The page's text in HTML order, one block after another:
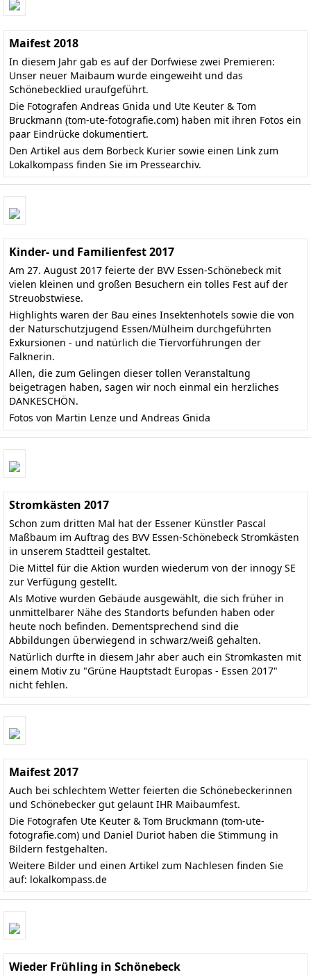
Maifest 2018
In diesem Jahr gab es auf der Dorfwiese zwei Premieren:
Unser neuer Maibaum wurde eingeweiht und das
Schönebecklied uraufgeführt.
Die Fotografen Andreas Gnida und Ute Keuter & Tom
Bruckmann (tom-ute-fotografie.com) haben mit ihren Fotos ein
paar Eindrücke dokumentiert.
Den Artikel aus dem Borbeck Kurier sowie einen Link zum
Lokalkompass finden Sie im Pressearchiv.
Kinder- und Familienfest 2017
Am 27. August 2017 feierte der BVV Essen-Schönebeck mit
vielen kleinen und großen Besuchern ein tolles Fest auf der
Streuobstwiese.
Highlights waren der Bau eines Insektenhotels sowie die von
der Naturschutzjugend Essen/Mülheim durchgeführten
Exkursionen - und natürlich die Tiervorführungen der
Falknerin.
Allen, die zum Gelingen dieser tollen Veranstaltung
beigetragen haben, sagen wir noch einmal ein herzliches
DANKESCHÖN.
Fotos von Martin Lenze und Andreas Gnida
Stromkästen 2017
Schon zum dritten Mal hat der Essener Künstler Pascal
Maßbaum im Auftrag des BVV Essen-Schönebeck Stromkästen
in unserem Stadtteil gestaltet.
Die Mittel für die Aktion wurden wiederum von der innogy SE
zur Verfügung gestellt.
Als Motive wurden Gebäude ausgewählt, die sich früher in
unmittelbarer Nähe des Standorts befunden haben oder
heute noch befinden. Dementsprechend sind die
Abbildungen überwiegend in schwarz/weiß gehalten.
Natürlich durfte in diesem Jahr aber auch ein Stromkasten mit
einem Motiv zu "Grüne Hauptstadt Europas - Essen 2017"
nicht fehlen.
Maifest 2017
Auch bei schlechtem Wetter feierten die Schönebeckerinnen
und Schönebecker gut gelaunt IHR Maibaumfest.
Die Fotografen Ute Keuter & Tom Bruckmann (tom-ute-
fotografie.com) und Daniel Duriot haben die Stimmung in
Bildern festgehalten.
Weitere Bilder und einen Artikel zum Nachlesen finden Sie
auf: lokalkompass.de
Wieder Frühling in Schönebeck